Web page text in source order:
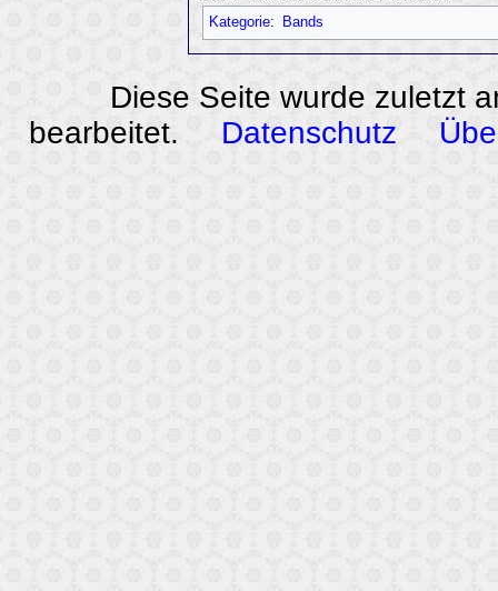
Kategorie: Bands
Diese Seite wurde zuletzt
bearbeitet.
Datenschutz